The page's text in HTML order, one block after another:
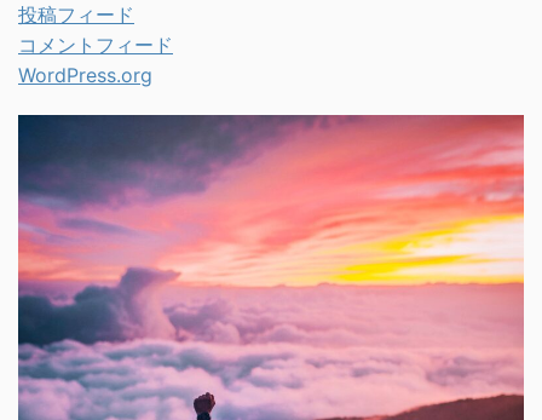
投稿フィード
コメントフィード
WordPress.org